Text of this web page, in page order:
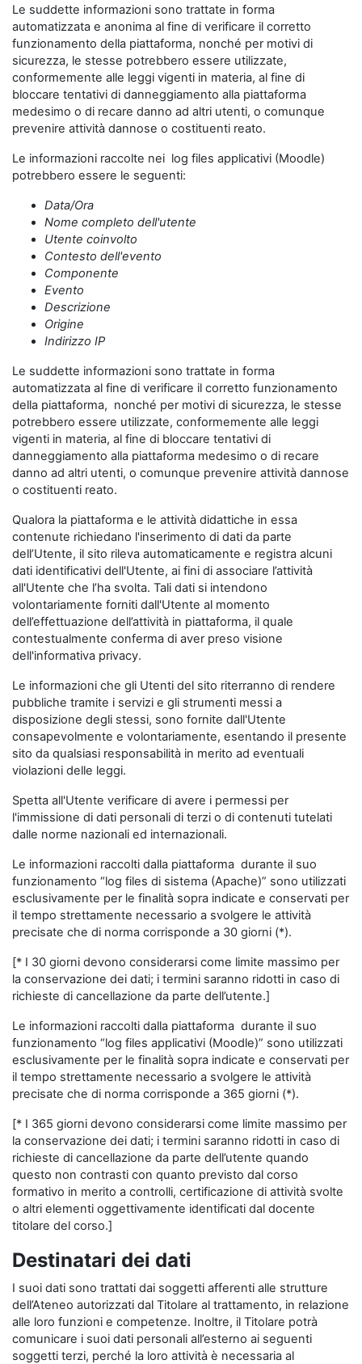
Le suddette informazioni sono trattate in forma
automatizzata e anonima al fine di verificare il corretto
funzionamento della piattaforma, nonché per motivi di
sicurezza, le stesse potrebbero essere utilizzate,
conformemente alle leggi vigenti in materia, al fine di
bloccare tentativi di danneggiamento alla piattaforma
medesimo o di recare danno ad altri utenti, o comunque
prevenire attività dannose o costituenti reato.
Le informazioni raccolte nei log files applicativi (Moodle)
potrebbero essere le seguenti:
Data/Ora
Nome completo dell'utente
Utente coinvolto
Contesto dell'evento
Componente
Evento
Descrizione
Origine
Indirizzo IP
Le suddette informazioni sono trattate in forma
automatizzata al fine di verificare il corretto funzionamento
della piattaforma, nonché per motivi di sicurezza, le stesse
potrebbero essere utilizzate, conformemente alle leggi
vigenti in materia, al fine di bloccare tentativi di
danneggiamento alla piattaforma medesimo o di recare
danno ad altri utenti, o comunque prevenire attività dannose
o costituenti reato.
Qualora la piattaforma e le attività didattiche in essa
contenute richiedano l'inserimento di dati da parte
dell’Utente, il sito rileva automaticamente e registra alcuni
dati identificativi dell'Utente, ai fini di associare l’attività
all'Utente che l’ha svolta. Tali dati si intendono
volontariamente forniti dall'Utente al momento
dell’effettuazione dell’attività in piattaforma, il quale
contestualmente conferma di aver preso visione
dell'informativa privacy.
Le informazioni che gli Utenti del sito riterranno di rendere
pubbliche tramite i servizi e gli strumenti messi a
disposizione degli stessi, sono fornite dall'Utente
consapevolmente e volontariamente, esentando il presente
sito da qualsiasi responsabilità in merito ad eventuali
violazioni delle leggi.
Spetta all'Utente verificare di avere i permessi per
l'immissione di dati personali di terzi o di contenuti tutelati
dalle norme nazionali ed internazionali.
Le informazioni raccolti dalla piattaforma durante il suo
funzionamento “log files di sistema (Apache)” sono utilizzati
esclusivamente per le finalità sopra indicate e conservati per
il tempo strettamente necessario a svolgere le attività
precisate che di norma corrisponde a 30 giorni (*).
[* I 30 giorni devono considerarsi come limite massimo per
la conservazione dei dati; i termini saranno ridotti in caso di
richieste di cancellazione da parte dell’utente.]
Le informazioni raccolti dalla piattaforma durante il suo
funzionamento “log files applicativi (Moodle)” sono utilizzati
esclusivamente per le finalità sopra indicate e conservati per
il tempo strettamente necessario a svolgere le attività
precisate che di norma corrisponde a 365 giorni (*).
[* I 365 giorni devono considerarsi come limite massimo per
la conservazione dei dati; i termini saranno ridotti in caso di
richieste di cancellazione da parte dell’utente quando
questo non contrasti con quanto previsto dal corso
formativo in merito a controlli, certificazione di attività svolte
o altri elementi oggettivamente identificati dal docente
titolare del corso.]
Destinatari dei dati
I suoi dati sono trattati dai soggetti afferenti alle strutture
dell’Ateneo autorizzati dal Titolare al trattamento, in relazione
alle loro funzioni e competenze. Inoltre, il Titolare potrà
comunicare i suoi dati personali all’esterno ai seguenti
soggetti terzi, perché la loro attività è necessaria al